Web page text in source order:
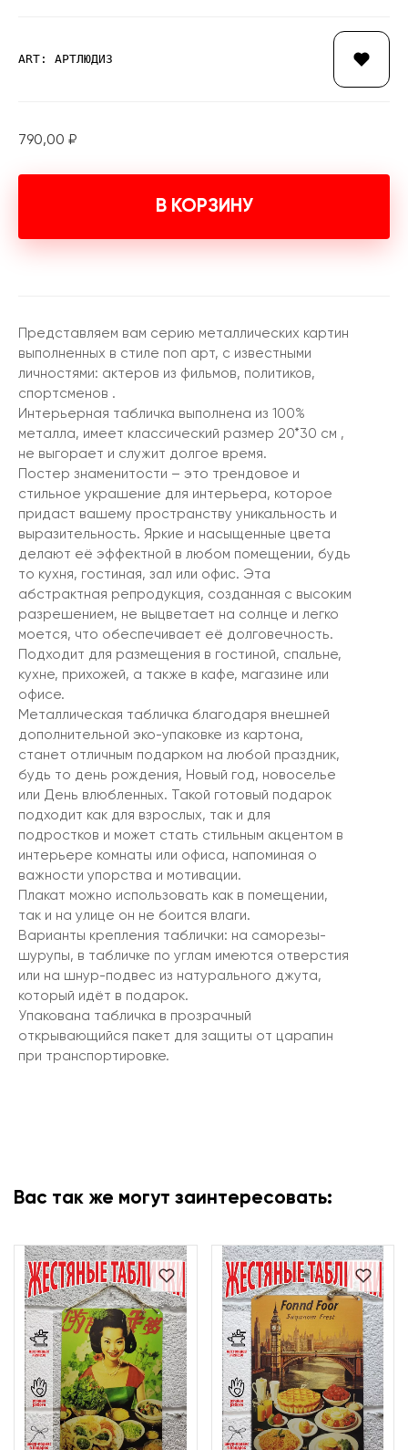
ART: АРТЛЮДИ3
790,00 ₽
В КОРЗИНУ
Представляем вам серию металлических картин
выполненных в стиле поп арт, с известными
личностями: актеров из фильмов, политиков,
спортсменов .
Интерьерная табличка выполнена из 100%
металла, имеет классический размер 20*30 см ,
не выгорает и служит долгое время.
Постер знаменитости – это трендовое и
стильное украшение для интерьера, которое
придаст вашему пространству уникальность и
выразительность. Яркие и насыщенные цвета
делают её эффектной в любом помещении, будь
то кухня, гостиная, зал или офис. Эта
абстрактная репродукция, созданная с высоким
разрешением, не выцветает на солнце и легко
моется, что обеспечивает её долговечность.
Подходит для размещения в гостиной, спальне,
кухне, прихожей, а также в кафе, магазине или
офисе.
Металлическая табличка благодаря внешней
дополнительной эко-упаковке из картона,
станет отличным подарком на любой праздник,
будь то день рождения, Новый год, новоселье
или День влюбленных. Такой готовый подарок
подходит как для взрослых, так и для
подростков и может стать стильным акцентом в
интерьере комнаты или офиса, напоминая о
важности упорства и мотивации.
Плакат можно использовать как в помещении,
так и на улице он не боится влаги.
Варианты крепления таблички: на саморезы-
шурупы, в табличке по углам имеются отверстия
или на шнур-подвес из натурального джута,
который идёт в подарок.
Упакована табличка в прозрачный
открывающийся пакет для защиты от царапин
при транспортировке.
Вас так же могут заинтересовать: